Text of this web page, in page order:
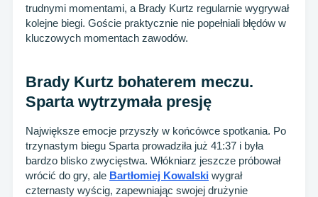
trudnymi momentami, a Brady Kurtz regularnie wygrywał
kolejne biegi. Goście praktycznie nie popełniali błędów w
kluczowych momentach zawodów.
Brady Kurtz bohaterem meczu.
Sparta wytrzymała presję
Największe emocje przyszły w końcówce spotkania. Po
trzynastym biegu Sparta prowadziła już 41:37 i była
bardzo blisko zwycięstwa. Włókniarz jeszcze próbował
wrócić do gry, ale Bartłomiej Kowalski wygrał
czternasty wyścig, zapewniając swojej drużynie